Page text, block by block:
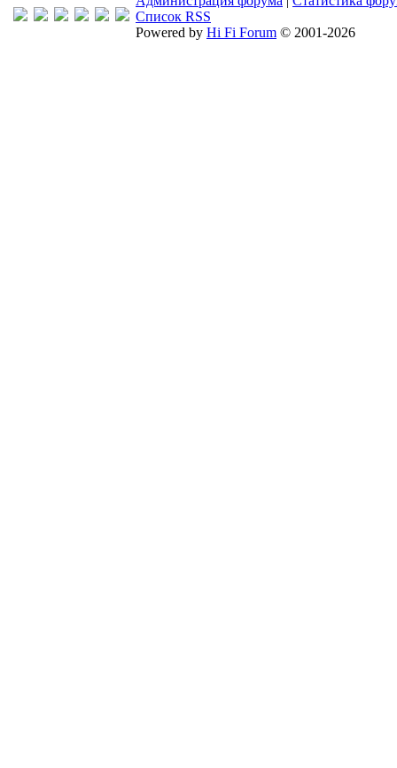
Список RSS
Powered by Hi Fi Forum © 2001-2026